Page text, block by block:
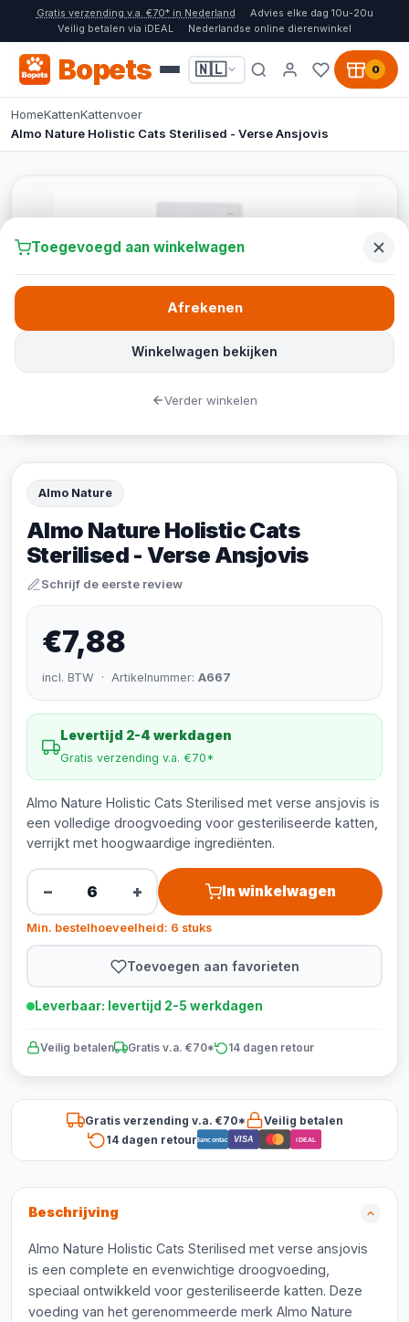
Gratis verzending v.a. €70* in Nederland
Advies elke dag 10u-20u
Veilig betalen via iDEAL
Nederlandse online dierenwinkel
Bopets 🇳🇱 0
HomeKattenKattenvoer
Almo Nature Holistic Cats Sterilised - Verse Ansjovis
Almo Nature
Almo Nature Holistic Cats
Sterilised - Verse Ansjovis
Schrijf de eerste review
€7,88
incl. BTW · Artikelnummer: A667
Levertijd 2-4 werkdagen
Gratis verzending v.a. €70*
Almo Nature Holistic Cats Sterilised met verse ansjovis is
een volledige droogvoeding voor gesteriliseerde katten,
verrijkt met hoogwaardige ingrediënten.
− + In winkelwagen
Min. bestelhoeveelheid: 6 stuks
Toevoegen aan favorieten
Leverbaar: levertijd 2-5 werkdagen
Veilig betalen Gratis v.a. €70* 14 dagen retour
Gratis verzending v.a. €70*
Veilig betalen
14 dagen retourBancontact VISA iDEAL
Beschrijving
Almo Nature Holistic Cats Sterilised met verse ansjovis
is een complete en evenwichtige droogvoeding,
speciaal ontwikkeld voor gesteriliseerde katten. Deze
voeding van het gerenommeerde merk Almo Nature
Toegevoegd aan winkelwagen
Winkelwagen bekijken
Afrekenen
Verder winkelen